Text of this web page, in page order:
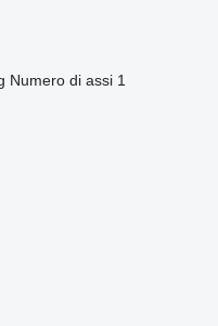
Numero di assi 1